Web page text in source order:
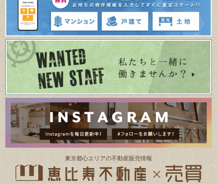
東京都⼼エリアの不動産販売情報